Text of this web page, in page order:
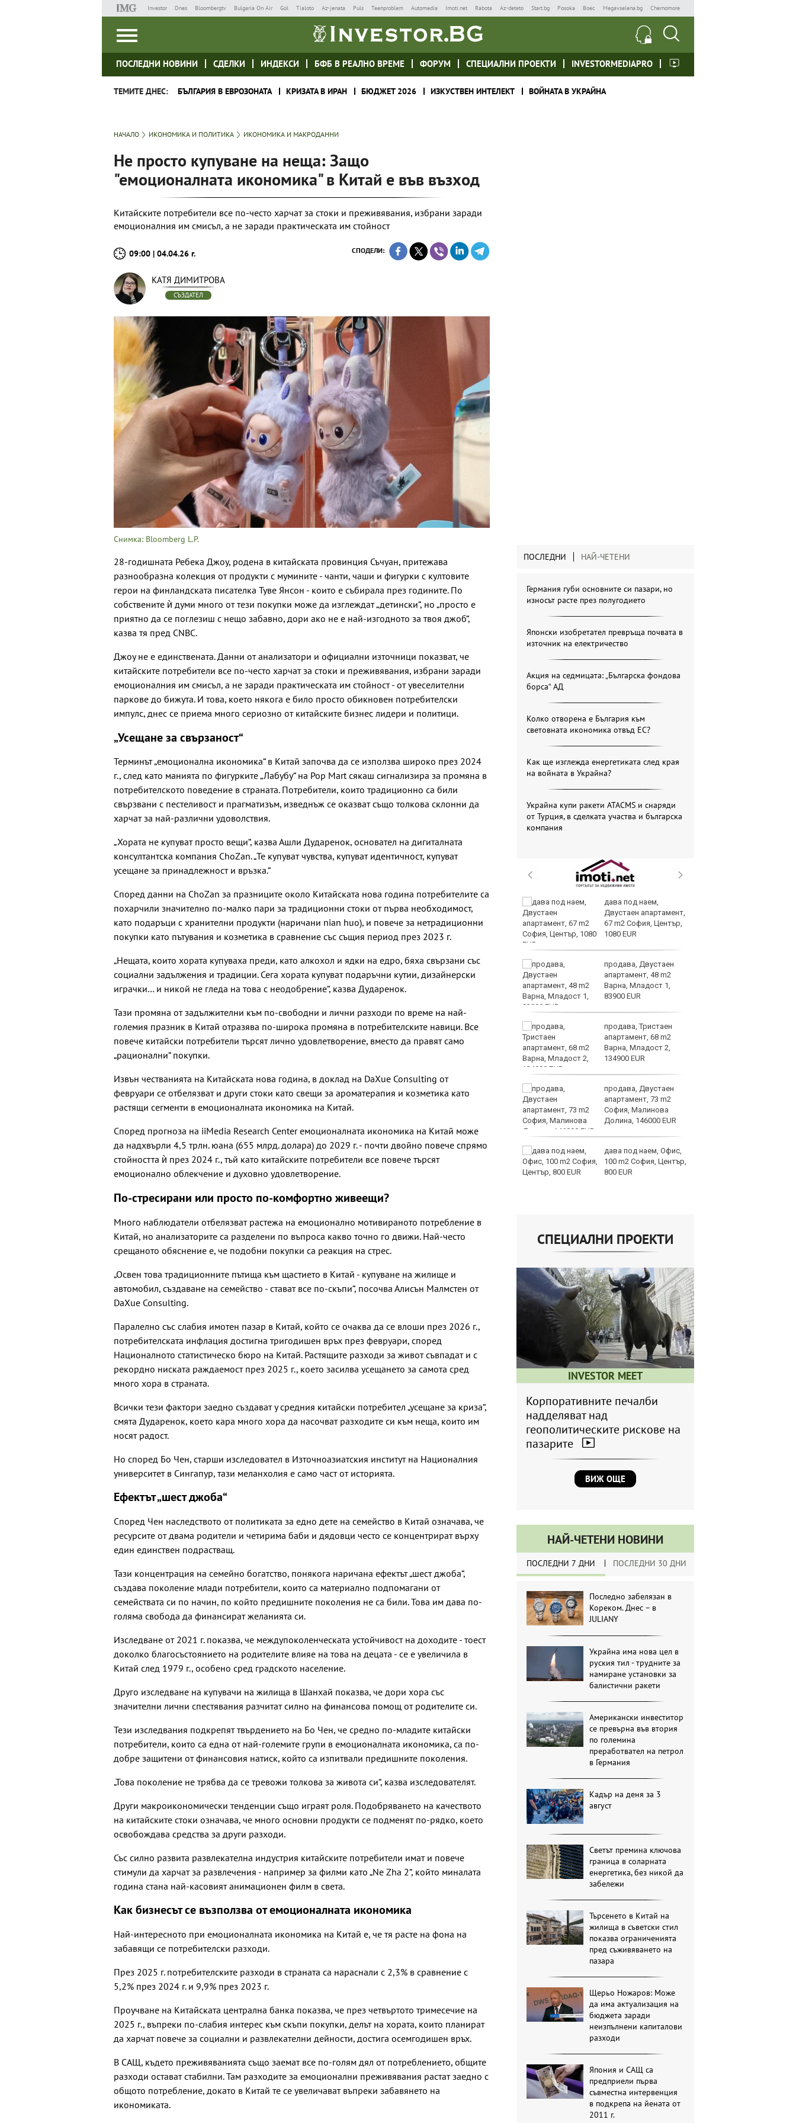
Investor Dnes Bloombergtv Bulgaria On Air Gol Tialoto Az-jenata Puls Teenproblem Automedia Imoti.net Rabota Az-deteto Start.bg Posoka Boec Megavselena.bg Chernomore
ПОСЛЕДНИ НОВИНИ СДЕЛКИ ИНДЕКСИ БФБ В РЕАЛНО ВРЕМЕ ФОРУМ СПЕЦИАЛНИ ПРОЕКТИ INVESTORMEDIAPRO
ТЕМИТЕ ДНЕС: БЪЛГАРИЯ В ЕВРОЗОНАТА КРИЗАТА В ИРАН БЮДЖЕТ 2026 ИЗКУСТВЕН ИНТЕЛЕКТ ВОЙНАТА В УКРАЙНА
НАЧАЛО ИКОНОМИКА И ПОЛИТИКА ИКОНОМИКА И МАКРОДАННИ
Не просто купуване на неща: Защо
"емоционалната икономика" в Китай е във възход
Китайските потребители все по-често харчат за стоки и преживявания, избрани заради
емоционалния им смисъл, а не заради практическата им стойност
09:00 | 04.04.26 г. СПОДЕЛИ:
КАТЯ ДИМИТРОВА
СЪЗДАТЕЛ
Снимка: Bloomberg L.P.
28-годишната Ребека Джоу, родена в китайската провинция Съчуан, притежава
разнообразна колекция от продукти с мумините - чанти, чаши и фигурки с култовите
герои на финландската писателка Туве Янсон - които е събирала през годините. По
собствените ѝ думи много от тези покупки може да изглеждат „детински“, но „просто е
приятно да се поглезиш с нещо забавно, дори ако не е най-изгодното за твоя джоб“,
казва тя пред CNBC.
Джоу не е единствената. Данни от анализатори и официални източници показват, че
китайските потребители все по-често харчат за стоки и преживявания, избрани заради
емоционалния им смисъл, а не заради практическата им стойност - от увеселителни
паркове до бижута. И това, което някога е било просто обикновен потребителски
импулс, днес се приема много сериозно от китайските бизнес лидери и политици.
„Усещане за свързаност“
Терминът „емоционална икономика“ в Китай започва да се използва широко през 2024
г., след като манията по фигурките „Лабубу“ на Pop Mart сякаш сигнализира за промяна в
потребителското поведение в страната. Потребители, които традиционно са били
свързвани с пестеливост и прагматизъм, изведнъж се оказват също толкова склонни да
харчат за най-различни удоволствия.
„Хората не купуват просто вещи“, казва Ашли Дударенок, основател на дигиталната
консултантска компания ChoZan. „Те купуват чувства, купуват идентичност, купуват
усещане за принадлежност и връзка.“
Според данни на ChoZan за празниците около Китайската нова година потребителите са
похарчили значително по-малко пари за традиционни стоки от първа необходимост,
като подаръци с хранителни продукти (наричани nian huo), и повече за нетрадиционни
покупки като пътувания и козметика в сравнение със същия период през 2023 г.
„Нещата, които хората купуваха преди, като алкохол и ядки на едро, бяха свързани със
социални задължения и традиции. Сега хората купуват подаръчни кутии, дизайнерски
играчки… и никой не гледа на това с неодобрение“, казва Дударенок.
Тази промяна от задължителни към по-свободни и лични разходи по време на най-
големия празник в Китай отразява по-широка промяна в потребителските навици. Все
повече китайски потребители търсят лично удовлетворение, вместо да правят само
„рационални“ покупки.
Извън честванията на Китайската нова година, в доклад на DaXue Consulting от
февруари се отбелязват и други стоки като свещи за ароматерапия и козметика като
растящи сегменти в емоционалната икономика на Китай.
Според прогноза на iiMedia Research Center емоционалната икономика на Китай може
да надхвърли 4,5 трлн. юана (655 млрд. долара) до 2029 г. - почти двойно повече спрямо
стойността ѝ през 2024 г., тъй като китайските потребители все повече търсят
емоционално облекчение и духовно удовлетворение.
По-стресирани или просто по-комфортно живеещи?
Много наблюдатели отбелязват растежа на емоционално мотивираното потребление в
Китай, но анализаторите са разделени по въпроса какво точно го движи. Най-често
срещаното обяснение е, че подобни покупки са реакция на стрес.
„Освен това традиционните пътища към щастието в Китай - купуване на жилище и
автомобил, създаване на семейство - стават все по-скъпи“, посочва Алисън Малмстен от
DaXue Consulting.
Паралелно със слабия имотен пазар в Китай, който се очаква да се влоши през 2026 г.,
потребителската инфлация достигна тригодишен връх през февруари, според
Националното статистическо бюро на Китай. Растящите разходи за живот съвпадат и с
рекордно ниската раждаемост през 2025 г., което засилва усещането за самота сред
много хора в страната.
Всички тези фактори заедно създават у средния китайски потребител „усещане за криза“,
смята Дударенок, което кара много хора да насочват разходите си към неща, които им
носят радост.
Но според Бо Чен, старши изследовател в Източноазиатския институт на Националния
университет в Сингапур, тази меланхолия е само част от историята.
Ефектът „шест джоба“
Според Чен наследството от политиката за едно дете на семейство в Китай означава, че
ресурсите от двама родители и четирима баби и дядовци често се концентрират върху
един единствен подрастващ.
Тази концентрация на семейно богатство, понякога наричана ефектът „шест джоба“,
създава поколение млади потребители, които са материално подпомагани от
семействата си по начин, по който предишните поколения не са били. Това им дава по-
голяма свобода да финансират желанията си.
Изследване от 2021 г. показва, че междупоколенческата устойчивост на доходите - тоест
доколко благосъстоянието на родителите влияе на това на децата - се е увеличила в
Китай след 1979 г., особено сред градското население.
Друго изследване на купувачи на жилища в Шанхай показва, че дори хора със
значителни лични спестявания разчитат силно на финансова помощ от родителите си.
Тези изследвания подкрепят твърдението на Бо Чен, че средно по-младите китайски
потребители, които са една от най-големите групи в емоционалната икономика, са по-
добре защитени от финансовия натиск, който са изпитвали предишните поколения.
„Това поколение не трябва да се тревожи толкова за живота си“, казва изследователят.
Други макроикономически тенденции също играят роля. Подобряването на качеството
на китайските стоки означава, че много основни продукти се подменят по-рядко, което
освобождава средства за други разходи.
Със силно развита развлекателна индустрия китайските потребители имат и повече
стимули да харчат за развлечения - например за филми като „Ne Zha 2“, който миналата
година стана най-касовият анимационен филм в света.
Как бизнесът се възползва от емоционалната икономика
Най-интересното при емоционалната икономика на Китай е, че тя расте на фона на
забавящи се потребителски разходи.
През 2025 г. потребителските разходи в страната са нараснали с 2,3% в сравнение с
5,2% през 2024 г. и 9,9% през 2023 г.
Проучване на Китайската централна банка показва, че през четвъртото тримесечие на
2025 г., въпреки по-слабия интерес към скъпи покупки, делът на хората, които планират
да харчат повече за социални и развлекателни дейности, достига осемгодишен връх.
В САЩ, където преживяванията също заемат все по-голям дял от потреблението, общите
разходи остават стабилни. Там разходите за емоционални преживявания растат заедно с
общото потребление, докато в Китай те се увеличават въпреки забавянето на
икономиката.
ПОСЛЕДНИ НАЙ-ЧЕТЕНИ
Германия губи основните си пазари, но
износът расте през полугодието
Японски изобретател превръща почвата в
източник на електричество
Акция на седмицата: „Българска фондова
борса“ АД
Колко отворена е България към
световната икономика отвъд ЕС?
Как ще изглежда енергетиката след края
на войната в Украйна?
Украйна купи ракети ATACMS и снаряди
от Турция, в сделката участва и българска
компания
НАП: Почти всеки
втори обект по
Южното Черноморие е
с нарушение
Ракът на простатата
на Джо Байдън се е
Условията за туризъм
финал в Пловдив
Авария оставя без
вода стотици
дава под наем,
Двустаен апартамент,
67 m2 София, Център,
1080 EUR
продава, Двустаен
апартамент, 48 m2
Варна, Младост 1,
83900 EUR
продава, Тристаен
апартамент, 68 m2
Варна, Младост 2,
134900 EUR
продава, Двустаен
апартамент, 73 m2
София, Малинова
Долина, 146000 EUR
дава под наем, Офис,
100 m2 София, Център,
800 EUR
СПЕЦИАЛНИ ПРОЕКТИ
INVESTOR MEET
Корпоративните печалби
надделяват над
геополитическите рискове на
пазарите
ВИЖ ОЩЕ
НАЙ-ЧЕТЕНИ НОВИНИ
ПОСЛЕДНИ 7 ДНИ ПОСЛЕДНИ 30 ДНИ
Последно забелязан в
Кореком. Днес – в
JULIANY
Украйна има нова цел в
руския тил - трудните за
намиране установки за
балистични ракети
Американски инвеститор
се превърна във втория
по големина
преработвател на петрол
в Германия
Кадър на деня за 3
август
Светът премина ключова
граница в соларната
енергетика, без никой да
забележи
Търсенето в Китай на
жилища в съветски стил
показва ограниченията
пред съживяването на
пазара
Щерьо Ножаров: Може
да има актуализация на
бюджета заради
неизпълнени капиталови
разходи
Япония и САЩ са
предприели първа
съвместна интервенция
в подкрепа на йената от
2011 г.